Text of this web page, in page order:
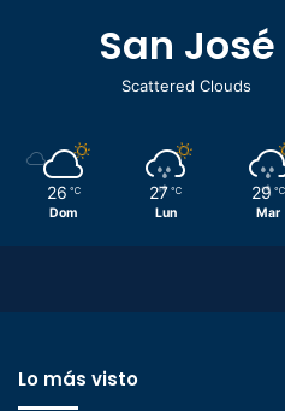
San José
Scattered Clouds
26 ℃
Dom
27 ℃
Lun
29 ℃
Mar
Lo más visto